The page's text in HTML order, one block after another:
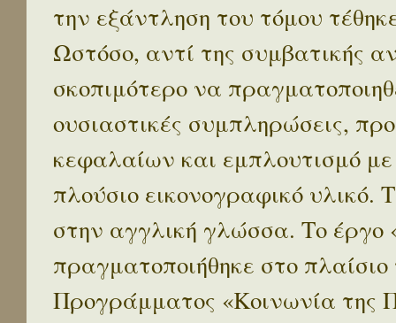
την εξάντληση του τόμου
Ωστόσο, αντί της συμβατικής
σκοπιμότερο να
ουσιαστικές συμπληρώσεις,
κεφαλαίων και εμπλουτισμό
πλούσιο εικονογραφικό
στην αγγλική γλώσσα. Το
πραγματοποιήθηκε στο
Προγράμματος «Κοινωνία της